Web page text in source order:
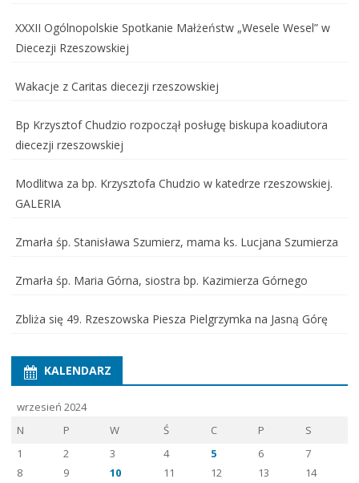
XXXII Ogólnopolskie Spotkanie Małżeństw „Wesele Wesel” w
Diecezji Rzeszowskiej
Wakacje z Caritas diecezji rzeszowskiej
Bp Krzysztof Chudzio rozpoczął posługę biskupa koadiutora
diecezji rzeszowskiej
Modlitwa za bp. Krzysztofa Chudzio w katedrze rzeszowskiej.
GALERIA
Zmarła śp. Stanisława Szumierz, mama ks. Lucjana Szumierza
Zmarła śp. Maria Górna, siostra bp. Kazimierza Górnego
Zbliża się 49. Rzeszowska Piesza Pielgrzymka na Jasną Górę
KALENDARZ
wrzesień 2024
N
P W Ś C P
S
1
2 3 4 5 6
7
8
9 10 11 12 13
14